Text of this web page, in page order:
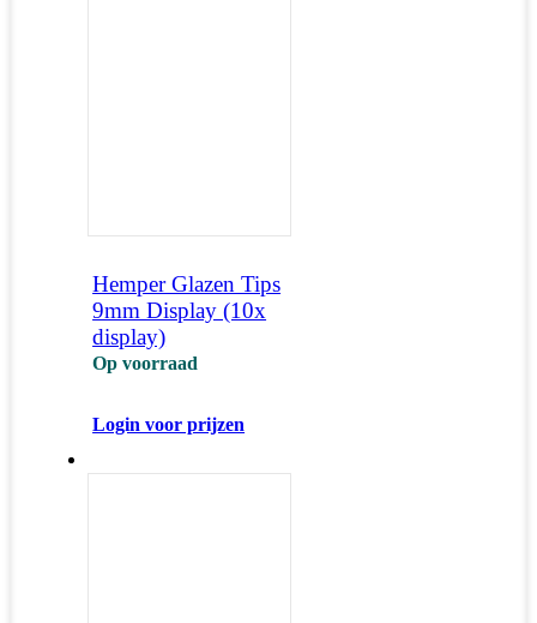
Hemper Glazen Tips
9mm Display (10x
display)
Op voorraad
Login voor prijzen